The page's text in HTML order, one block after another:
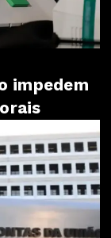
impedem